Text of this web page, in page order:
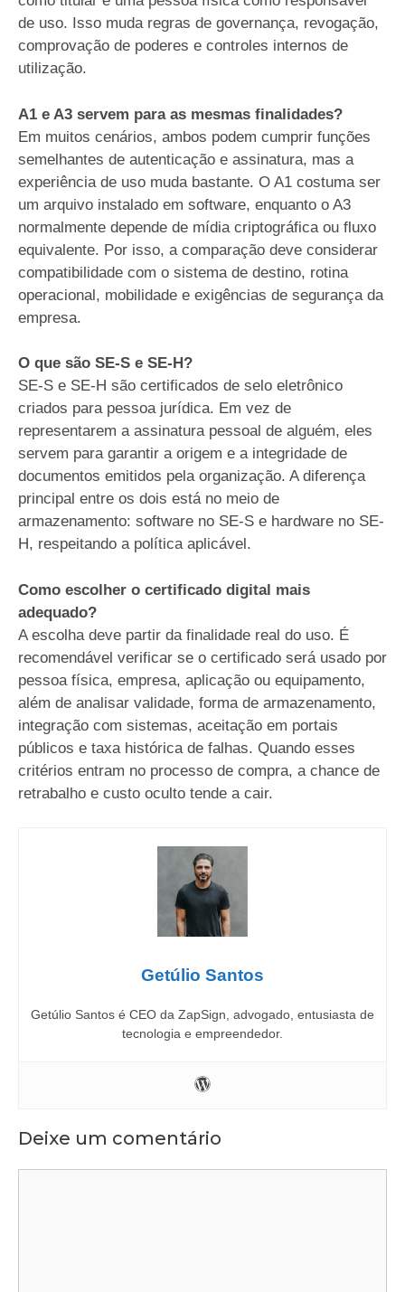
de uso. Isso muda regras de governança, revogação,
comprovação de poderes e controles internos de
utilização.
A1 e A3 servem para as mesmas finalidades?
Em muitos cenários, ambos podem cumprir funções
semelhantes de autenticação e assinatura, mas a
experiência de uso muda bastante. O A1 costuma ser
um arquivo instalado em software, enquanto o A3
normalmente depende de mídia criptográfica ou fluxo
equivalente. Por isso, a comparação deve considerar
compatibilidade com o sistema de destino, rotina
operacional, mobilidade e exigências de segurança da
empresa.
O que são SE-S e SE-H?
SE-S e SE-H são certificados de selo eletrônico
criados para pessoa jurídica. Em vez de
representarem a assinatura pessoal de alguém, eles
servem para garantir a origem e a integridade de
documentos emitidos pela organização. A diferença
principal entre os dois está no meio de
armazenamento: software no SE-S e hardware no SE-
H, respeitando a política aplicável.
Como escolher o certificado digital mais
adequado?
A escolha deve partir da finalidade real do uso. É
recomendável verificar se o certificado será usado por
pessoa física, empresa, aplicação ou equipamento,
além de analisar validade, forma de armazenamento,
integração com sistemas, aceitação em portais
públicos e taxa histórica de falhas. Quando esses
critérios entram no processo de compra, a chance de
retrabalho e custo oculto tende a cair.
Getúlio Santos
Getúlio Santos é CEO da ZapSign, advogado, entusiasta de
tecnologia e empreendedor.
Deixe um comentário